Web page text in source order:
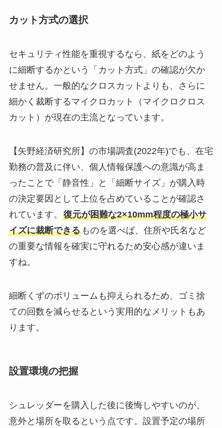
カット方式の選択
セキュリティ性能を重視するなら、紙をどのよう
に細断するかという「カット方式」の確認が欠か
せません。一般的なクロスカットよりも、さらに
細かく裁断するマイクロカット（マイクロクロス
カット）が現在の主流となっています。
【矢野経済研究所】の市場調査(2022年)でも、在宅
勤務の普及に伴い、個人情報保護への意識が高ま
ったことで「静音性」と「細断サイズ」が購入時
の決定要因として上位を占めていることが確認さ
れています。 復元が困難な2×10mm程度の極小サ
イズに裁断できるものを選べば、住所や氏名など
の重要な情報を確実に守れるため安心感が違いま
すね。
細断くずのボリュームも抑えられるため、ゴミ捨
ての回数を減らせるという実用的なメリットもあ
ります。
設置環境の把握
シュレッダーを購入した後に後悔しやすいのが、
意外と場所を取るという点です。設置予定の場所